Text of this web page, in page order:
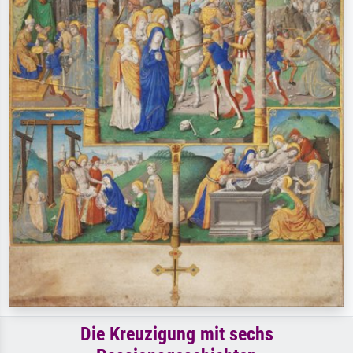
Die Kreuzigung mit sechs